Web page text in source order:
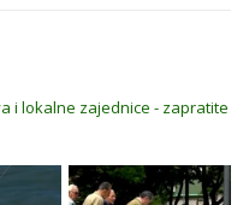
i lokalne zajednice - zapratite